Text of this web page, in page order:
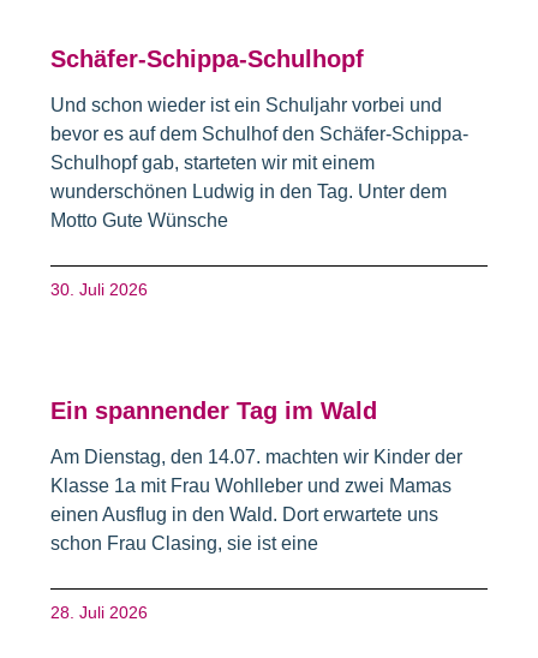
Schäfer-Schippa-Schulhopf
Und schon wieder ist ein Schuljahr vorbei und
bevor es auf dem Schulhof den Schäfer-Schippa-
Schulhopf gab, starteten wir mit einem
wunderschönen Ludwig in den Tag. Unter dem
Motto Gute Wünsche
30. Juli 2026
Ein spannender Tag im Wald
Am Dienstag, den 14.07. machten wir Kinder der
Klasse 1a mit Frau Wohlleber und zwei Mamas
einen Ausflug in den Wald. Dort erwartete uns
schon Frau Clasing, sie ist eine
28. Juli 2026